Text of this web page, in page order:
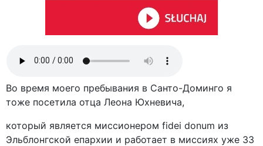
Во время моего пребывания в Санто-Доминго я
тоже посетила отца Леона Юхневича,
который является миссионером fidei donum из
Эльблонгской епархии и работает в миссиях уже 33